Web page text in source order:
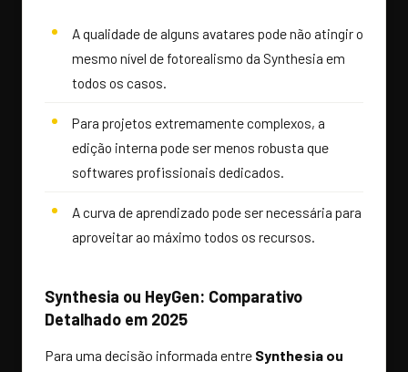
A qualidade de alguns avatares pode não atingir o
mesmo nível de fotorealismo da Synthesia em
todos os casos.
Para projetos extremamente complexos, a
edição interna pode ser menos robusta que
softwares profissionais dedicados.
A curva de aprendizado pode ser necessária para
aproveitar ao máximo todos os recursos.
Synthesia ou HeyGen: Comparativo
Detalhado em 2025
Para uma decisão informada entre Synthesia ou